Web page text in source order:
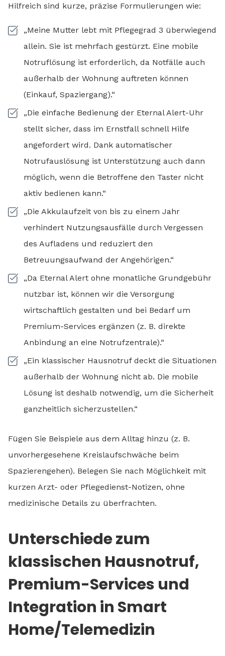
Hilfreich sind kurze, präzise Formulierungen wie:
„Meine Mutter lebt mit Pflegegrad 3 überwiegend
allein. Sie ist mehrfach gestürzt. Eine mobile
Notruflösung ist erforderlich, da Notfälle auch
außerhalb der Wohnung auftreten können
(Einkauf, Spaziergang).“
„Die einfache Bedienung der Eternal Alert-Uhr
stellt sicher, dass im Ernstfall schnell Hilfe
angefordert wird. Dank automatischer
Notrufauslösung ist Unterstützung auch dann
möglich, wenn die Betroffene den Taster nicht
aktiv bedienen kann.“
„Die Akkulaufzeit von bis zu einem Jahr
verhindert Nutzungsausfälle durch Vergessen
des Aufladens und reduziert den
Betreuungsaufwand der Angehörigen.“
„Da Eternal Alert ohne monatliche Grundgebühr
nutzbar ist, können wir die Versorgung
wirtschaftlich gestalten und bei Bedarf um
Premium-Services ergänzen (z. B. direkte
Anbindung an eine Notrufzentrale).“
„Ein klassischer Hausnotruf deckt die Situationen
außerhalb der Wohnung nicht ab. Die mobile
Lösung ist deshalb notwendig, um die Sicherheit
ganzheitlich sicherzustellen.“
Fügen Sie Beispiele aus dem Alltag hinzu (z. B.
unvorhergesehene Kreislaufschwäche beim
Spazierengehen). Belegen Sie nach Möglichkeit mit
kurzen Arzt- oder Pflegedienst-Notizen, ohne
medizinische Details zu überfrachten.
Unterschiede zum
klassischen Hausnotruf,
Premium-Services und
Integration in Smart
Home/Telemedizin